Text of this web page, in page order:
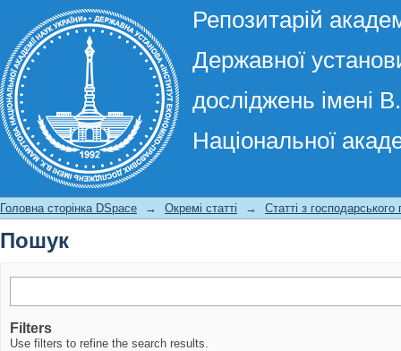
Репозитарій
Державної
досліджень імені
Національної
Пошук
Головна сторінка DSpace → Окремі статті → Статті з господарського
Пошук
Filters
Use filters to refine the search results.